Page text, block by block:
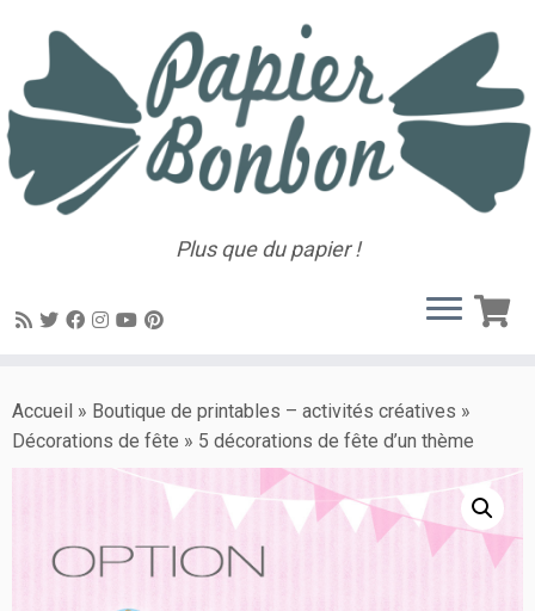
Plus que du papier !
Accueil » Boutique de printables – activités créatives »
Décorations de fête » 5 décorations de fête d’un thème